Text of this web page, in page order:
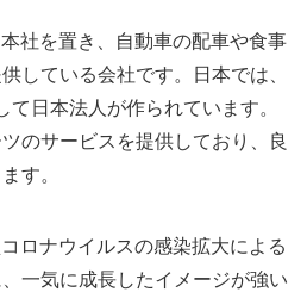
社を置き、自動車の配車や食事
している会社です。日本では、
日本法人が作られています。
のサービスを提供しており、良
す。
ロナウイルスの感染拡大による
一気に成長したイメージが強い